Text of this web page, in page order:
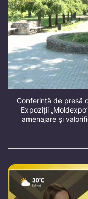
Conferință de presă
Expoziții
amenajare și